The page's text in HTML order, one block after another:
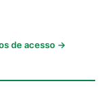
de acesso →